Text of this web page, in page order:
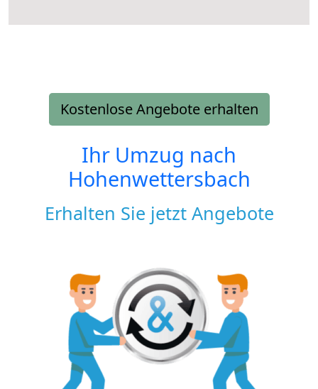
Kostenlose Angebote erhalten
Ihr Umzug nach
Hohenwettersbach
Erhalten Sie jetzt Angebote